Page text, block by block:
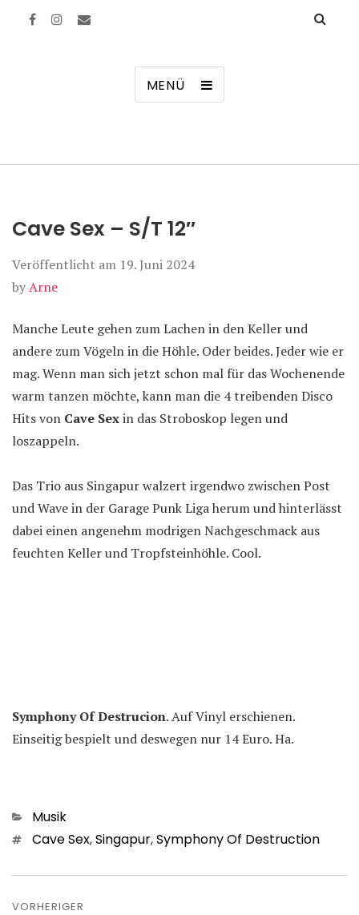
MENÜ
Cave Sex – S/T 12″
Veröffentlicht am 19. Juni 2024
byArne
Manche Leute gehen zum Lachen in den Keller und
andere zum Vögeln in die Höhle. Oder beides. Jeder wie er
mag. Wenn man sich jetzt schon mal für das Wochenende
warm tanzen möchte, kann man die 4 treibenden Disco
Hits von Cave Sexin das Stroboskop legen und
loszappeln.
Das Trio aus Singapur walzert irgendwo zwischen Post
und Wave in der Garage Punk Liga herum und hinterlässt
dabei einen angenehm modrigen Nachgeschmack aus
feuchten Keller und Tropfsteinhöhle. Cool.
Symphony Of Destrucion. Auf Vinyl erschienen.
Einseitig bespielt und deswegen nur 14 Euro. Ha.
Kategorien
Musik
Schlagwörter
Cave Sex,Singapur,Symphony Of Destruction
VORHERIGER